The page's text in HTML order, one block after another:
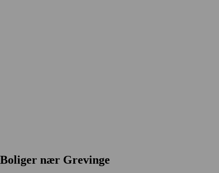
Boliger nær Grevinge